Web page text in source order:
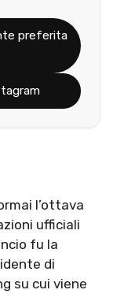
preferita
l’ottava
ufficiali
fu la
di
su cui viene